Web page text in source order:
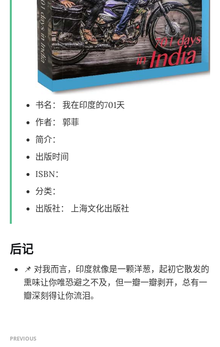
书名： 我在印度的701天
作者： 郭菲
简介：
出版时间
ISBN：
分类：
出版社： 上海文化出版社
后记
📌 对我而言，印度就像是一颗洋葱，起初它散发的
熏味让你唯恐避之不及，但一瓣一瓣剥开，总有一
瓣深刻得让你流泪。
PREVIOUS